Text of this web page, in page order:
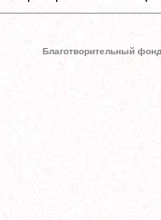
Благотворительный